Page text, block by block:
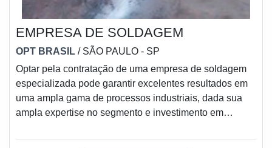
EMPRESA DE SOLDAGEM
OPT BRASIL / SÃO PAULO - SP
Optar pela contratação de uma empresa de soldagem
especializada pode garantir excelentes resultados em
uma ampla gama de processos industriais, dada sua
ampla expertise no segmento e investimento em
mão de obra especializada é capaz de promover